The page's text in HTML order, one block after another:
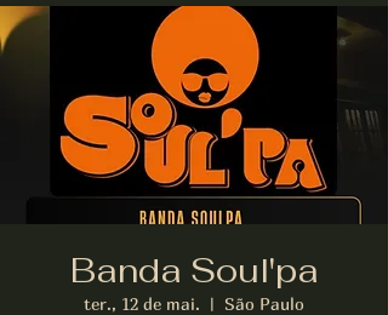
Banda Soul'pa
ter., 12 de mai.
  |
São Paulo